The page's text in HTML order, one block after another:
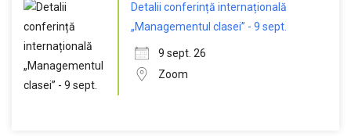
Detalii conferință internațională
„Managementul clasei” - 9 sept.
9 sept. 26
Zoom